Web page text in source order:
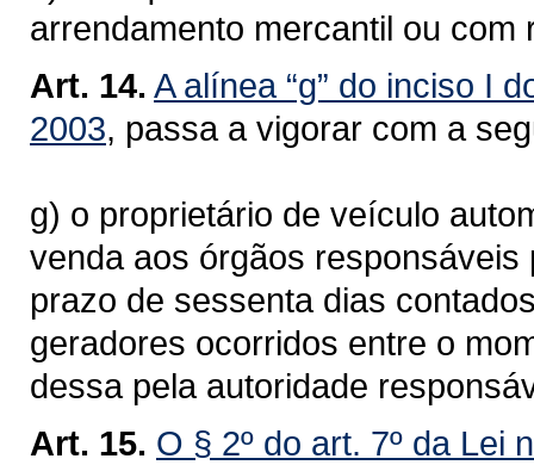
arrendamento mercantil ou com
Art. 14. A alínea “g” do inciso I
2003, passa a vigorar com a
g) o proprietário de veículo
venda aos órgãos
prazo de sessenta dias
geradores ocorridos entre o
dessa pela autoridade
Art. 15. O § 2º do art. 7º da Lei